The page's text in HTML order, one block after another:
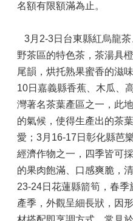
名額有限額滿為止。
3月2-3日台東縣紅烏龍
野茶區的特色茶，茶湯具
尾韻，烘托熟果蜜香的滋
10日嘉義縣香蕉、木瓜、
灣著名茶葉產區之一，此
的氣候，使得生產出的茶
愛；3月16-17日彰化縣芭
經濟作物之一，四季皆可
的果肉飽滿、口感爽脆，
23-24日花蓮縣箭筍，春
產季，外觀呈細長狀，因